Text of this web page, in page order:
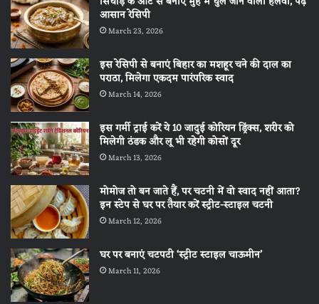
आसान रेसिपी
March 23, 2026
इस रेसिपी से बनाएं बिहार का मशहूर चने की दाल का
पराठा, मिलेगा एकदम पारंपरिक स्वाद
March 14, 2026
इस गर्मी ट्राई करें ये 10 जादुई कोरियन ड्रिंक्स, शरीर को
मिलेगी ठंडक और लू भी रहेगी कोसों दूर
March 13, 2026
मोमोज तो बन जाते हैं, पर चटनी में वो स्वाद नहीं आता?
इन स्टेप से घर पर तैयार करें स्ट्रीट-स्टाइल चटनी
March 12, 2026
घर पर बनाएं चटपटी ‘स्ट्रीट स्टाइल चाऊमीन’
March 11, 2026